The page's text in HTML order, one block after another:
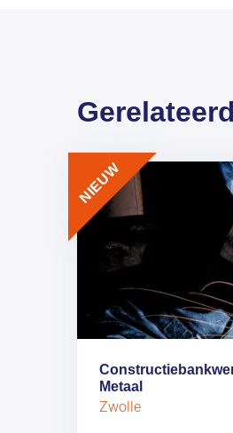
NIEUW
Metaal
Zwolle